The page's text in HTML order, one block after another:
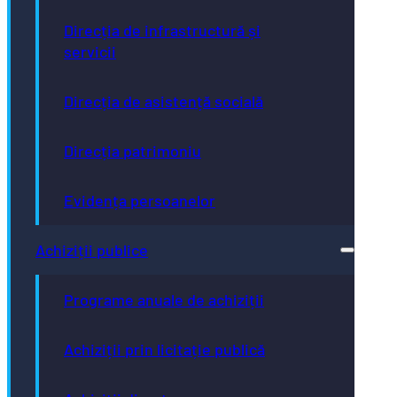
Direcția de infrastructură și
servicii
Direcția de asistență socială
Direcția patrimoniu
Evidența persoanelor
Achiziții publice
Programe anuale de achiziții
Achiziții prin licitație publică